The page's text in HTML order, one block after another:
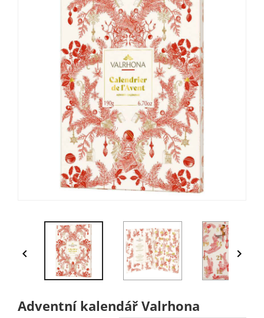
 
Adventní kalendář Valrhona